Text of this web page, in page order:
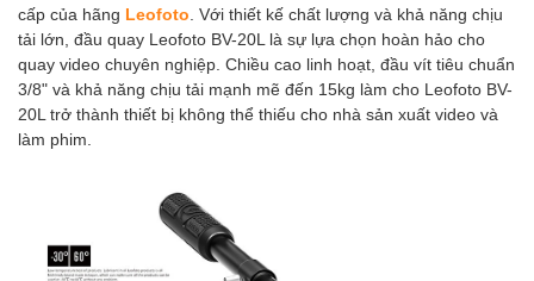
cấp của hãng Leofoto . Với thiết kế chất lượng và khả năng chịu
tải lớn, đầu quay Leofoto BV-20L là sự lựa chọn hoàn hảo cho
quay video chuyên nghiệp. Chiều cao linh hoạt, đầu vít tiêu chuẩn
3/8" và khả năng chịu tải mạnh mẽ đến 15kg làm cho Leofoto BV-
20L trở thành thiết bị không thể thiếu cho nhà sản xuất video và
làm phim.